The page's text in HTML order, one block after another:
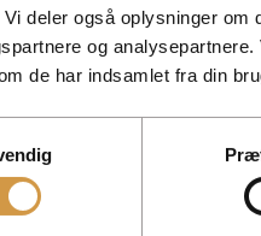
deler også oplysninger om
og
de har indsamlet fra din